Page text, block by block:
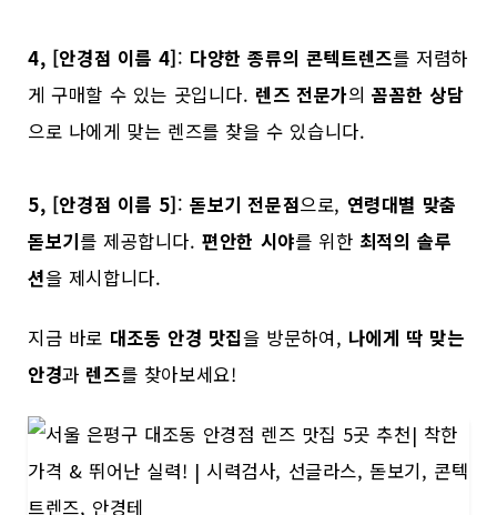
4, [안경점 이름 4]: 다양한 종류의 콘텍트렌즈를 저렴하
게 구매할 수 있는 곳입니다. 렌즈 전문가의꼼꼼한 상담
으로 나에게 맞는 렌즈를 찾을 수 있습니다.
5, [안경점 이름 5]:돋보기 전문점으로, 연령대별 맞춤
돋보기를 제공합니다.편안한 시야를 위한 최적의 솔루
션을 제시합니다.
지금 바로 대조동 안경 맛집을 방문하여, 나에게 딱 맞는
안경과 렌즈를 찾아보세요!